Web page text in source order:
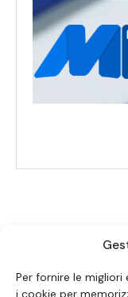
Per fornire le
i cookie per